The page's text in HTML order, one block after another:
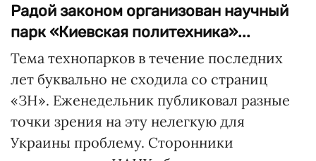
Радой законом организован научный
парк «Киевская политехника»...
Тема технопарков в течение последних
лет буквально не сходила со страниц
«ЗН». Еженедельник публиковал разные
точки зрения на эту нелегкую для
Украины проблему. Сторонники